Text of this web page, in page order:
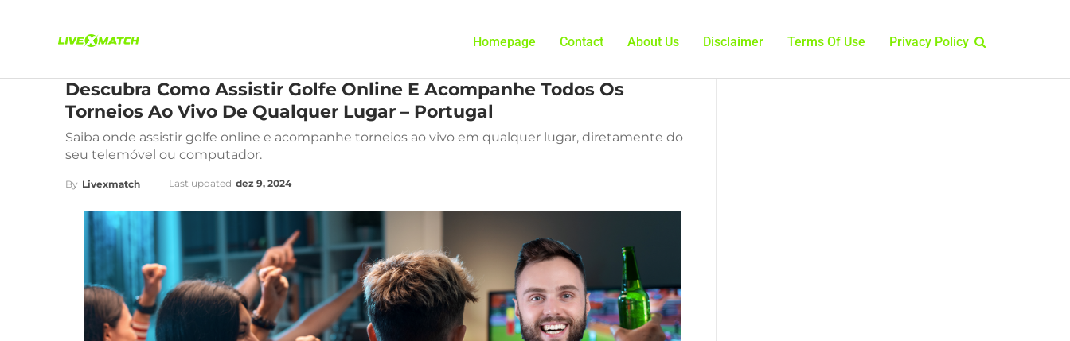
Homepage Contact About Us Disclaimer Terms Of Use Privacy Policy
Descubra Como Assistir Golfe Online E Acompanhe Todos Os
Torneios Ao Vivo De Qualquer Lugar – Portugal
Saiba onde assistir golfe online e acompanhe torneios ao vivo em qualquer lugar, diretamente do
seu telemóvel ou computador.
By Livexmatch Last updated dez 9, 2024